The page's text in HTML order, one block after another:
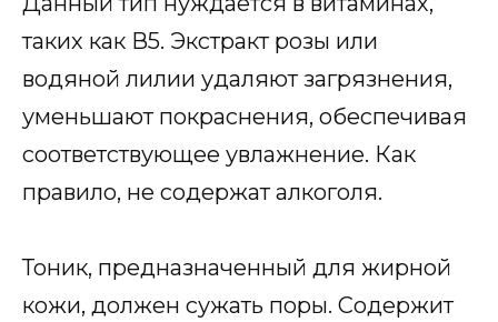
таких как В5. Экстракт розы или
водяной лилии удаляют загрязнения,
уменьшают покраснения, обеспечивая
соответствующее увлажнение. Как
правило, не содержат алкоголя.
Тоник, предназначенный для жирной
кожи, должен сужать поры. Содержит